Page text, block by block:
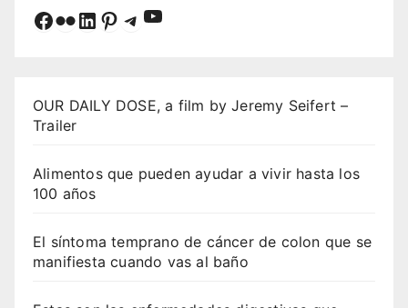
Facebook
Flickr
LinkedIn
Pinterest
Telegram
YouTube
OUR DAILY DOSE, a film by Jeremy Seifert –
Trailer
Alimentos que pueden ayudar a vivir hasta los
100 años
El síntoma temprano de cáncer de colon que se
manifiesta cuando vas al baño